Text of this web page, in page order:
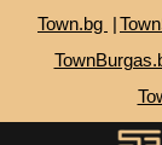
Town.bg